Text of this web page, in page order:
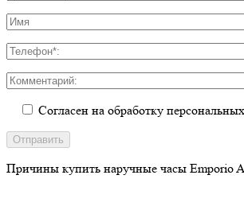
Согласен на обработку
Причины купить наручные часы Emporio